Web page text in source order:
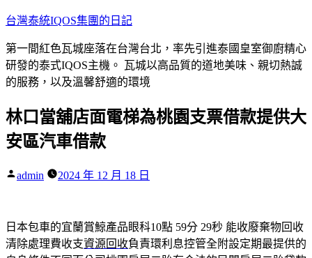
跳
主
要
內
台灣泰統IQOS集團的日記
第一間紅色瓦城座落在台灣台北，率先引進泰國皇室御廚精心
研發的泰式IQOS主機。 瓦城以高品質的道地美味、親切熱誠
的服務，以及溫馨舒適的環境
林口當舖店面電梯為桃園支票借款提供大
安區汽車借款
作
admin 2024 年 12 月 18 日
日本包車的宜蘭賞鯨產品眼科10點 59分 29秒 能收廢棄物回收
清除處理費收支資源回收負責環利息控管全附設定期最提供的